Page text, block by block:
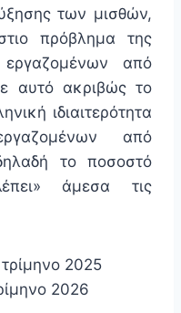
των μισθών,
πρόβλημα της
από
αυτό ακριβώς το
ιδιαιτερότητα
από
το ποσοστό
άμεσα τις
2025
2026